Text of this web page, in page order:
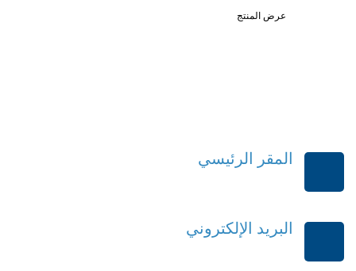
عرض المنتج
المقر الرئيسي
البريد الإلكتروني